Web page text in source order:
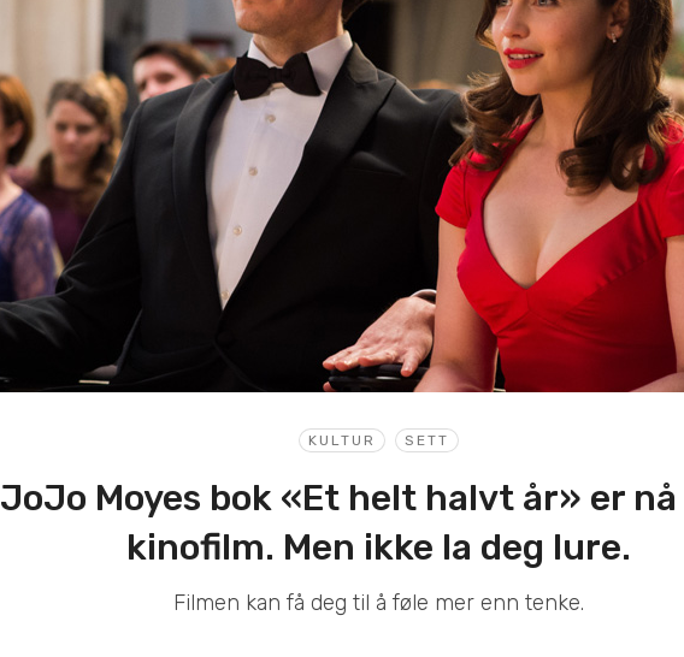
KULTUR SETT
JoJo Moyes bok «Et helt halvt år» er
kinofilm. Men ikke la deg lure.
Filmen kan få deg til å føle mer enn tenke.